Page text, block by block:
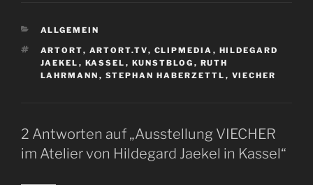
KATEGORIEN
ALLGEMEIN
SCHLAGWÖRTER
ARTORT, ARTORT.TV, CLIPMEDIA , HILDEGARD
JAEKEL , KASSEL , KUNSTBLOG , RUTH
LAHRMANN , STEPHAN HABERZETTL , VIECHER
2 Antworten auf „Ausstellung VIECHER
im Atelier von Hildegard Jaekel in Kassel“